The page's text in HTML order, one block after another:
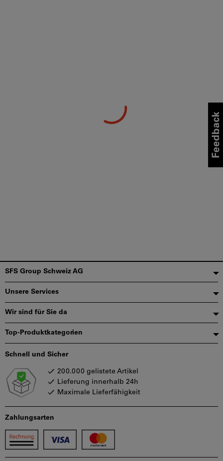
Fußzeile
SFS Group Schweiz AG
Unsere Services
Wir sind für Sie da
Top-Produktkategorien
Zahlungsarten
Schnell und Sicher
200.000 gelistete Artikel
Lieferung innerhalb 24h
Maximale Lieferfähigkeit